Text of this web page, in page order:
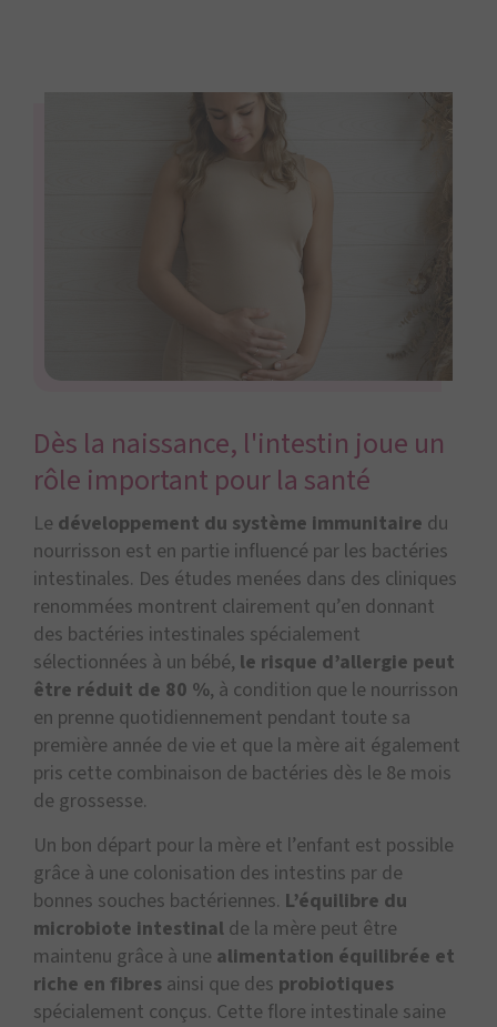
Dès la naissance, l'intestin joue un
rôle important pour la santé
Le développement du système immunitaire du
nourrisson est en partie influencé par les bactéries
intestinales. Des études menées dans des cliniques
renommées montrent clairement qu’en donnant
des bactéries intestinales spécialement
sélectionnées à un bébé, le risque d’allergie peut
être réduit de 80 %, à condition que le nourrisson
en prenne quotidiennement pendant toute sa
première année de vie et que la mère ait également
pris cette combinaison de bactéries dès le 8e mois
de grossesse.
Un bon départ pour la mère et l’enfant est possible
grâce à une colonisation des intestins par de
bonnes souches bactériennes. L’équilibre du
microbiote intestinal de la mère peut être
maintenu grâce à une alimentation équilibrée et
riche en fibres ainsi que des probiotiques
spécialement conçus. Cette flore intestinale saine